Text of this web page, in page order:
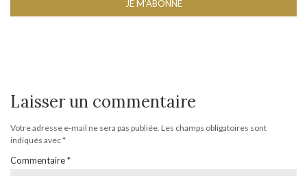
Laisser un commentaire
Votre adresse e-mail ne sera pas publiée. Les champs obligatoires sont
indiqués avec*
Commentaire*